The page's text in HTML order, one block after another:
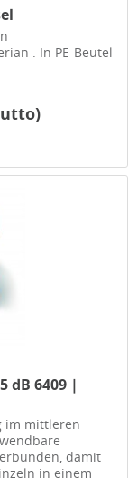
. In PE-Beutel
dB 6409 |
im mittleren
damit
in einem